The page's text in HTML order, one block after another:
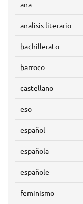
ana
analisis literario
bachillerato
barroco
castellano
eso
español
española
españole
feminismo